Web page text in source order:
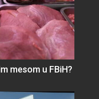
mesom u FBiH?